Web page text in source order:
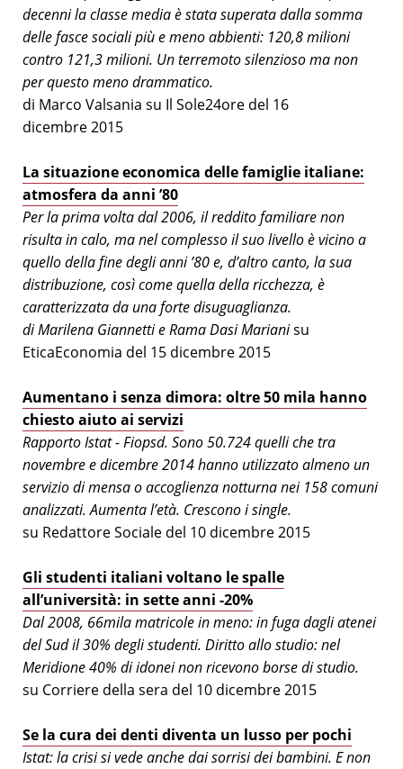
decenni la classe media è stata superata dalla somma
delle fasce sociali più e meno abbienti: 120,8 milioni
contro 121,3 milioni. Un terremoto silenzioso ma non
per questo meno drammatico.
di Marco Valsania su Il Sole24ore del 16
dicembre 2015
La situazione economica delle famiglie italiane:
atmosfera da anni ’80
Per la prima volta dal 2006, il reddito familiare non
risulta in calo, ma nel complesso il suo livello è vicino a
quello della fine degli anni ’80 e, d’altro canto, la sua
distribuzione, così come quella della ricchezza, è
caratterizzata da una forte disuguaglianza.
di Marilena Giannetti e Rama Dasi Marianisu
EticaEconomia del 15 dicembre 2015
Aumentano i senza dimora: oltre 50 mila hanno
chiesto aiuto ai servizi
Rapporto Istat - Fiopsd. Sono 50.724 quelli che tra
novembre e dicembre 2014 hanno utilizzato almeno un
servizio di mensa o accoglienza notturna nei 158 comuni
analizzati. Aumenta l’età. Crescono i single.
su Redattore Sociale del 10 dicembre 2015
Gli studenti italiani voltano le spalle
all’università: in sette anni -20%
Dal 2008, 66mila matricole in meno: in fuga dagli atenei
del Sud il 30% degli studenti. Diritto allo studio: nel
Meridione 40% di idonei non ricevono borse di studio.
su Corriere della sera del 10 dicembre 2015
Se la cura dei denti diventa un lusso per pochi
Istat: la crisi si vede anche dai sorrisi dei bambini. E non